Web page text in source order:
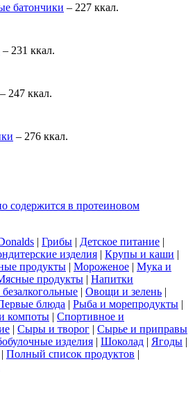
батончики – 227 ккал.
– 231 ккал.
– 247 ккал.
– 276 ккал.
содержится в протеиновом
| Грибы | Детское питание |
изделия | Крупы и каши |
продукты | Мороженое | Мука и
продукты | Напитки
| Овощи и зелень |
блюда | Рыба и морепродукты |
компоты | Спортивное и
| Сыры и творог | Сырье и приправы
изделия | Шоколад | Ягоды |
| Полный список продуктов |